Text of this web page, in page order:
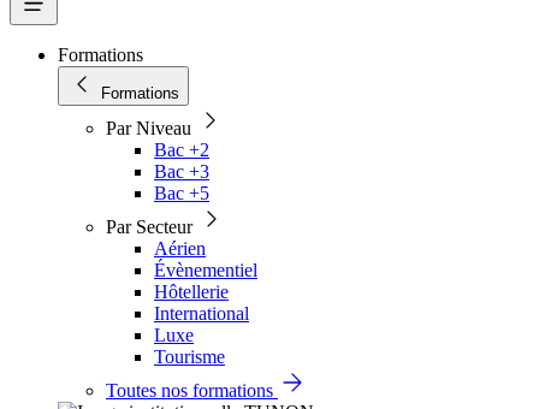
Formations
Formations
Par Niveau
Bac +2
Bac +3
Bac +5
Par Secteur
Aérien
Évènementiel
Hôtellerie
International
Luxe
Tourisme
Toutes nos formations